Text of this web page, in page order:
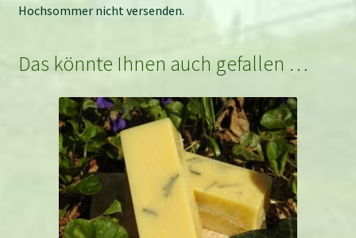
Hochsommer nicht versenden.
Das könnte Ihnen auch gefallen …